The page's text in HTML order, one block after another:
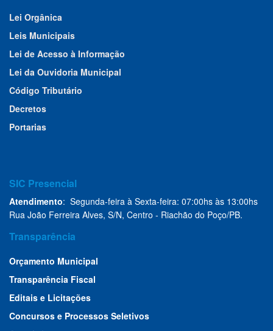
Lei Orgânica
Leis Municipais
Lei de Acesso à Informação
Lei da Ouvidoria Municipal
Código Tributário
Decretos
Portarias
SIC Presencial
Atendimento: Segunda-feira à Sexta-feira: 07:00hs às 13:00hs
Rua João Ferreira Alves, S/N, Centro - Riachão do Poço/PB.
Transparência
Orçamento Municipal
Transparência Fiscal
Editais e Licitações
Concursos e Processos Seletivos